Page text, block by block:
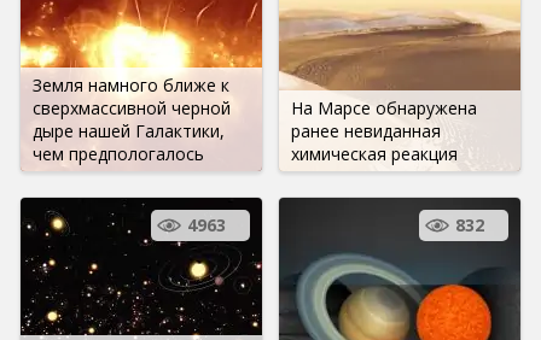
Земля намного ближе к
сверхмассивной черной
дыре нашей Галактики,
чем предпологалось
На Марсе обнаружена
ранее невиданная
химическая реакция
4963 832